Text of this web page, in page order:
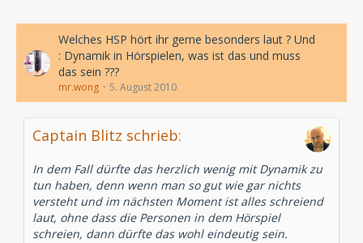
Welches HSP hört ihr gerne besonders laut ? Und
: Dynamik in Hörspielen, was ist das und muss
das sein ???
mr.wong 5. August 2010
Captain Blitz schrieb:
In dem Fall dürfte das herzlich wenig mit Dynamik zu
tun haben, denn wenn man so gut wie gar nichts
versteht und im nächsten Moment ist alles schreiend
laut, ohne dass die Personen in dem Hörspiel
schreien, dann dürfte das wohl eindeutig sein.